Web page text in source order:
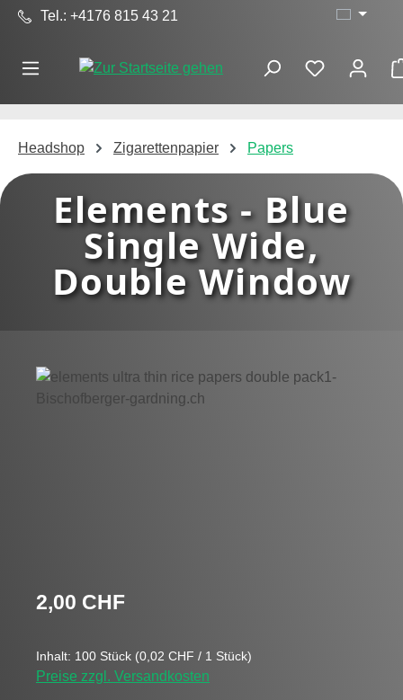
Zum Hauptinhalt springen
Tel.: +4176 815 43 21
Headshop Zigarettenpapier Papers
Elements - Blue
Single Wide,
Double Window
Bildergalerie überspringen
Regulärer Preis:
2,00 CHF
Inhalt: 100 Stück (0,02 CHF / 1 Stück)
Preise zzgl. Versandkosten